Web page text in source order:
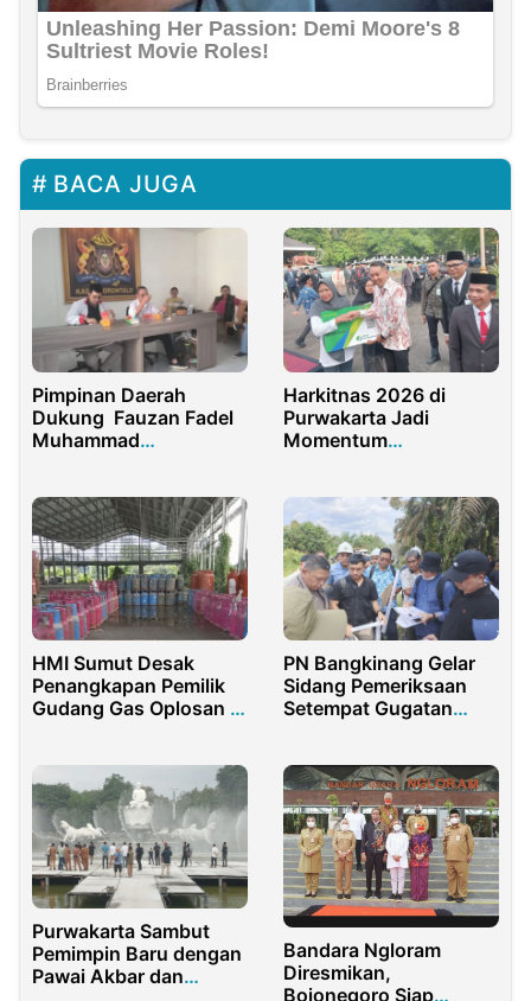
BACA JUGA
Pimpinan Daerah
Dukung Fauzan Fadel
Muhammad
Harkitnas 2026 di
Purwakarta Jadi
Momentum
Lindungi Warga Sekitar
HMI Sumut Desak
Penangkapan Pemilik
Gudang Gas Oplosan di
PN Bangkinang Gelar
Sidang Pemeriksaan
Setempat Gugatan
Purwakarta Sambut
Pemimpin Baru dengan
Pawai Akbar dan
Bandara Ngloram
Diresmikan,
Bojonegoro Siap